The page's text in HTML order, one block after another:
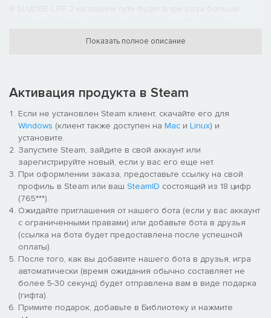
шестерки — короче, в этом открытом мире толпы всякого
Новые предметы? Естественно! Вот, к примеру, шузы
шикарные! «Джейсы» позволят вам делать двойной прыжок и
ускоряться, а с помощью портативного лаунчера вы сможете
запульнуть себя в воздух. Это, конечно, не все предметы, но
хватит уже спойлеров. И да, предметы из первой части тоже
никуда не делись!
ПОШУМИМ
В SLUDGE LIFE 2 вы услышите много новой музыки, включая
пять мощнейших треков от самого Big Mud'а. Исследуйте
остров, находите спрятанные кассеты и радуйте свой слух
божественными битами и рифмами земноводного рэпера!
Показать полное описание
Активация продукта в Steam
Если не установлен Steam клиент, скачайте его для
Windows (клиент также доступен на Mac и Linux) и
установите.
Запустите Steam, зайдите в свой аккаунт или
зарегистрируйте новый, если у вас его еще нет.
При оформлении заказа, предоставьте ссылку на свой
профиль в Steam или ваш SteamID состоящий из 18 цифр
(765***).
Ожидайте приглашения от нашего бота (если у вас аккаунт
с ограниченными правами) или добавьте бота в друзья
(ссылка на бота будет предоставлена после успешной
оплаты).
После того, как вы добавите нашего бота в друзья, игра
автоматически (время ожидания обычно составляет не
более 5-30 секунд) будет отправлена вам в виде подарка
(гифта).
Примите подарок, добавьте в Библиотеку и нажмите